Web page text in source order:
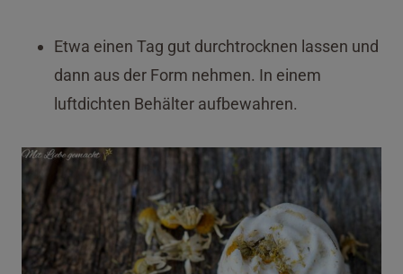
Etwa einen Tag gut durchtrocknen lassen und
dann aus der Form nehmen. In einem
luftdichten Behälter aufbewahren.